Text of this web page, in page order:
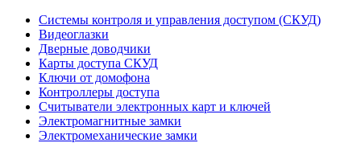
Системы контроля и управления доступом (СКУД)
Видеоглазки
Дверные доводчики
Карты доступа СКУД
Ключи от домофона
Контроллеры доступа
Считыватели электронных карт и ключей
Электромагнитные замки
Электромеханические замки